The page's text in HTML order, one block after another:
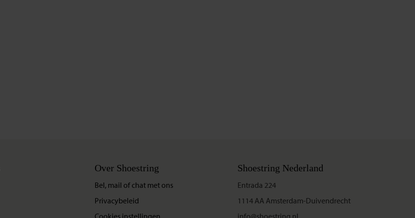
Over Shoestring
Bel, mail of chat met ons
Privacybeleid
Cookies instellingen
Shoestring Nederland
Entrada 224
1114 AA Amsterdam-Duivendrecht
info@shoestring.nl